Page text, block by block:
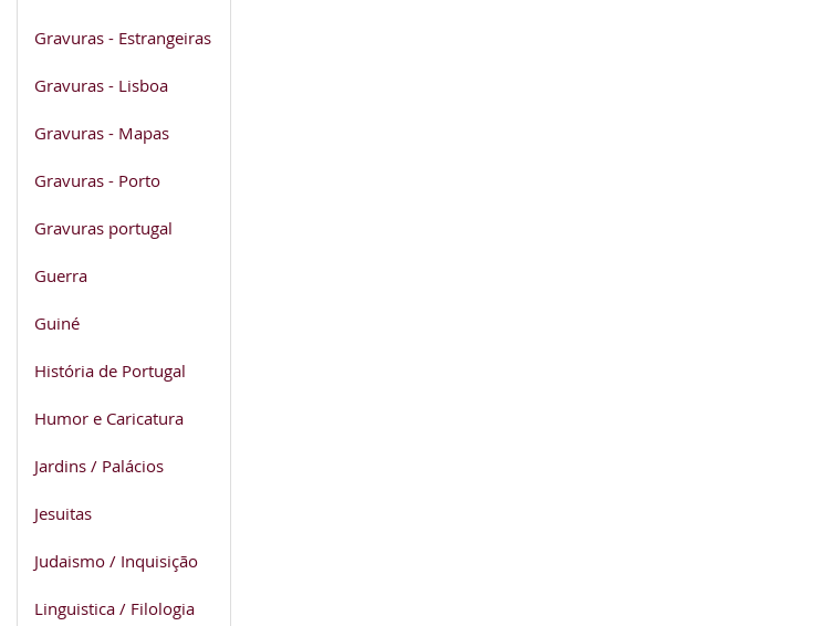
Gravuras - Estrangeiras
Gravuras - Lisboa
Gravuras - Mapas
Gravuras - Porto
Gravuras portugal
Guerra
Guiné
História de Portugal
Humor e Caricatura
Jardins / Palácios
Jesuitas
Judaismo / Inquisição
Linguistica / Filologia